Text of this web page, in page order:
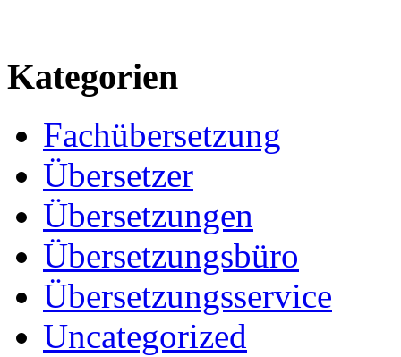
Kategorien
Fachübersetzung
Übersetzer
Übersetzungen
Übersetzungsbüro
Übersetzungsservice
Uncategorized